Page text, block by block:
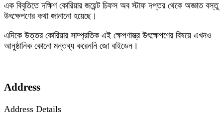
এক বিবৃতিতে দক্ষিণ কোরিয়ার জয়েন্ট চিফস অব স্টাফ দপ্তর থেকে অজ্ঞাত বস্তু
উৎক্ষেপণের কথা জানানো হয়েছে।
এদিকে উত্তর কোরিয়ার সাম্প্রতিক এই ক্ষেপণাস্ত্র উৎক্ষেপণের বিষয়ে এখনও
আনুষ্ঠানিক কোনো মন্তব্য করেননি জো বাইডেন।
Address
Address Details